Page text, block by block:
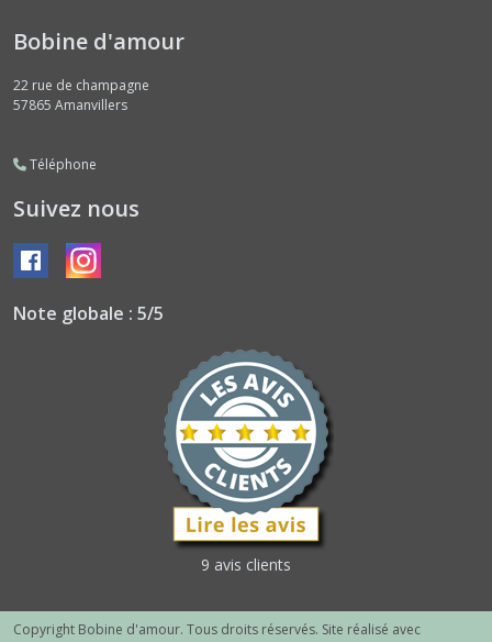
Bobine d'amour
22 rue de champagne
57865 Amanvillers
Téléphone
Suivez nous
Note globale : 5/5
9 avis clients
Copyright Bobine d'amour. Tous droits réservés. Site réalisé avec